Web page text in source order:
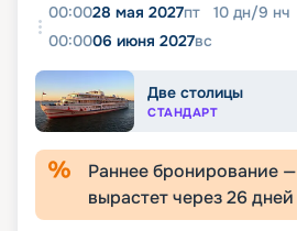
00:0028 мая 2027пт 10 дн/9 нч
00:0006 июня 2027вс
Две столицы
СТАНДАРТ
Раннее бронирование —
вырастет через26дней